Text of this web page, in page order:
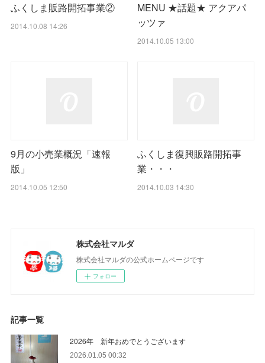
ふくしま販路開拓事業②
2014.10.08 14:26
MENU ★話題★ アクアパ
ッツァ
2014.10.05 13:00
9月の小売業概況「速報
版」
2014.10.05 12:50
ふくしま復興販路開拓事
業・・・
2014.10.03 14:30
株式会社マルダ
株式会社マルダの公式ホームページです
フォロー
記事一覧
2026年 新年おめでとうございます
2026.01.05 00:32